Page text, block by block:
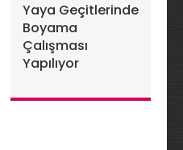
Yaya Geçitlerinde
Boyama
Çalışması
Yapılıyor